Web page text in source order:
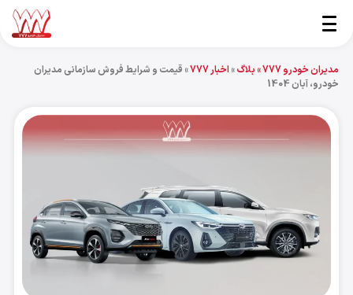
مدیران خودرو 777 » بلاگ» اخبار 777 » قیمت و شرایط فروش سازمانی مدیران
خودرو، آبان 1404